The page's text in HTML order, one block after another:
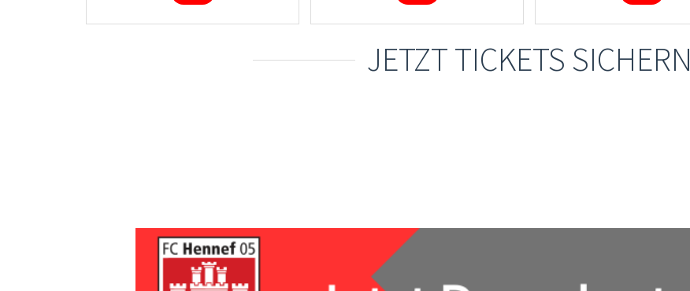
JETZT TICKETS SICHERN